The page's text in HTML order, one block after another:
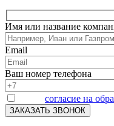
Имя или название
Email
Ваш номер телефона
согласие на